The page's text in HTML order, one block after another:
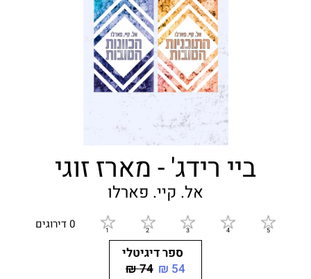
ביי רידג' - מארז זוגי
אל. קיי. פארלו
0 דירוגים
ספר דיגיטלי
54 ₪
74 ₪